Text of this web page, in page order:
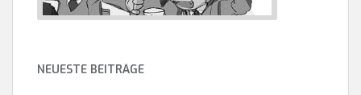
NEUESTE BEITRÄGE